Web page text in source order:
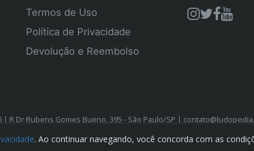
Termos de Uso
Política de Privacidade
Devolução e Reembolso
| R Dr Rubens Gomes Bueno, 395 - São Paulo/SP |
. Ao continuar navegando, você concorda com as